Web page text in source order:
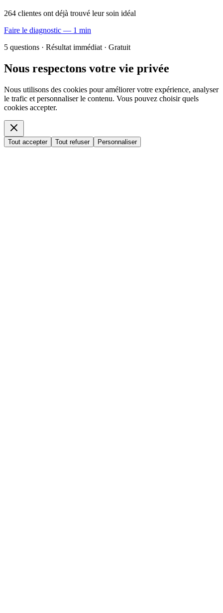
264 clientes ont déjà trouvé leur soin idéal
Faire le diagnostic — 1 min
5 questions · Résultat immédiat · Gratuit
Nous respectons votre vie privée
Nous utilisons des cookies pour améliorer votre expérience, analyser
le trafic et personnaliser le contenu. Vous pouvez choisir quels
cookies accepter.
Tout accepter Tout refuser Personnaliser